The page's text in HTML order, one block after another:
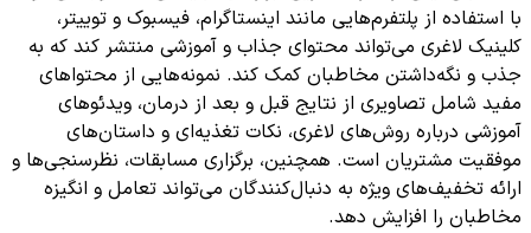
با استفاده از پلتفرم‌هایی مانند اینستاگرام، فیسبوک و توییتر،
کلینیک لاغری می‌تواند محتوای جذاب و آموزشی منتشر کند که به
جذب و نگه‌داشتن مخاطبان کمک کند. نمونه‌هایی از محتواهای
مفید شامل تصاویری از نتایج قبل و بعد از درمان، ویدئوهای
آموزشی درباره روش‌های لاغری، نکات تغذیه‌ای و داستان‌های
موفقیت مشتریان است. همچنین، برگزاری مسابقات، نظرسنجی‌ها و
ارائه تخفیف‌های ویژه به دنبال‌کنندگان می‌تواند تعامل و انگیزه
مخاطبان را افزایش دهد.